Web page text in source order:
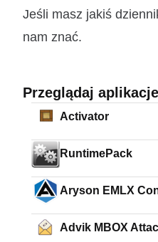
Jeśli masz jakiś
nam znać.
Przeglądaj aplikacje
Activator
RuntimePack
Aryson EMLX
Advik MBOX